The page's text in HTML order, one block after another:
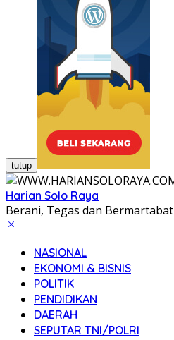
tutup
Harian Solo Raya
Berani, Tegas dan Bermartabat
NASIONAL
EKONOMI & BISNIS
POLITIK
PENDIDIKAN
DAERAH
SEPUTAR TNI/POLRI